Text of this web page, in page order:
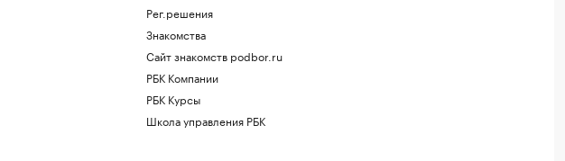
Рег.решения
Знакомства
Сайт знакомств podbor.ru
РБК Компании
РБК Курсы
Школа управления РБК